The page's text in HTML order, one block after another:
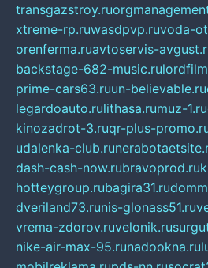
transgazstroy.ru
xtreme-rp.ruwasdpvp.ruvoda-
orenferma.ruavtoservis-
backstage-682-music.ru
prime-cars63.ruun-believable.ru
legardoauto.rulithasa.rumuz-1.ru
kinozadrot-3.ruqr-plus-
udalenka-club.ru
dash-cash-now.rubravoprod.ru
hotteygroup.rubagira31.ru
dveriland73.runis-glonass51.ru
vrema-zdorov.ruvelonik.ru
nike-air-max-95.runadookna.ru